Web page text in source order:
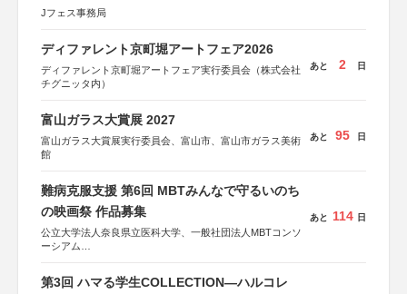
Jフェス事務局
ディファレント京町堀アートフェア2026
ディファレント京町堀アートフェア実行委員会（株式会社
チグニッタ内）
あと 2 日
富山ガラス大賞展 2027
富山ガラス大賞展実行委員会、富山市、富山市ガラス美術
館
あと 95 日
難病克服支援 第6回 MBTみんなで守るいのち
の映画祭 作品募集
公立大学法人奈良県立医科大学、一般社団法人MBTコンソ
ーシアム
後援：厚生労働省
あと 114 日
第3回 ハマる学生COLLECTION―ハルコレ